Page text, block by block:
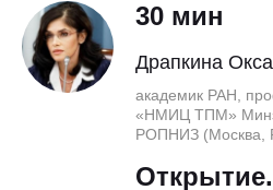
30 мин
Драпкина
академик РАН,
«НМИЦ ТПМ»
РОПНИЗ (Москва,
Открытие.